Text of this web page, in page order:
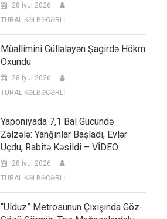
28 İyul 2026
TURAL KƏLBƏCƏRLİ
Müəllimini Güllələyən Şagirdə Hökm
Oxundu
28 İyul 2026
TURAL KƏLBƏCƏRLİ
Yaponiyada 7,1 Bal Gücündə
Zəlzələ: Yanğınlar Başladı, Evlər
Uçdu, Rabitə Kəsildi – VİDEO
28 İyul 2026
TURAL KƏLBƏCƏRLİ
“Ulduz” Metrosunun Çıxışında Göz-